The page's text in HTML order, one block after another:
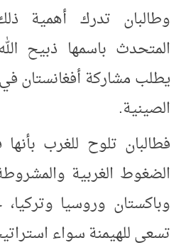
وطالبان تدرك أهمية
المتحدث باسمها ذبيح
يطلب مشاركة أفغانستان
الصينية.
فطالبان تلوح للغرب
الضغوط الغربية
وباكستان وروسيا
تسعى للهيمنة سواء